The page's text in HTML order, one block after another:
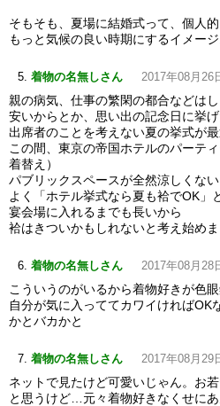
そもそも、夏場に結婚式って、個人的
もっと気候の良い時期にするイメージ
着物の名無しさん 2017年08月26
親の病気、仕事の繁閑の都合などは
安いからとか、思い出の記念日に挙
出席者のことを考えない夏の挙式が
この間、東京の帝国ホテルのパーテ
着替え）
パブリックスペースが全然涼しくない
よく「ホテル挙式なら夏も袷でOK」
宴会場に入れるまでも長いから
袷はきついかもしれないと考え始めま
着物の名無しさん 2017年08月28
こういうのがいるから着物好きが色
自分が気に入っててカワイければOK
かとバカかと
着物の名無しさん 2017年08月29
ネットで見たけど可愛いじゃん。お
と思うけど…元々着物好きなくせに